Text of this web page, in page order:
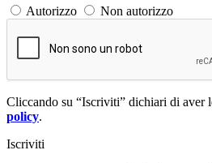
Autorizzo Non autorizzo
Cliccando su “Iscriviti” dichiari di aver
policy.
Iscriviti